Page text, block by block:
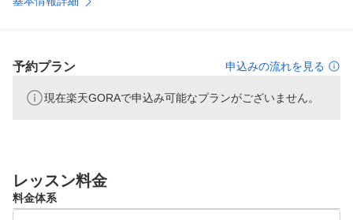
予約プラン 申込みの流れを見る
現在楽天GORAで申込み可能なプランがございません。
レッスン料金
料金体系